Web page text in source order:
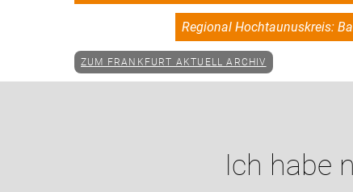
Regional Hochtaunuskreis:
ZUM FRANKFURT AKTUELL ARCHIV
Ich habe